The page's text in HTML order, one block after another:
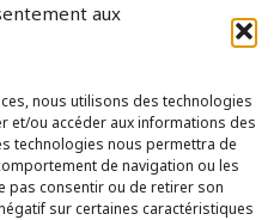
aux
nous utilisons des technologies
et/ou accéder aux informations des
technologies nous permettra de
de navigation ou les
pas consentir ou de retirer son
sur certaines caractéristiques